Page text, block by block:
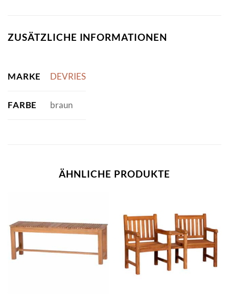
ZUSÄTZLICHE INFORMATIONEN
MARKE DEVRIES
FARBE braun
ÄHNLICHE PRODUKTE